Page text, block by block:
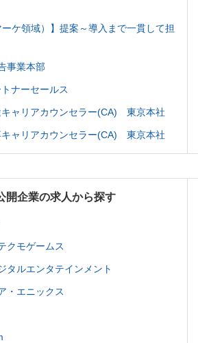
ーケ領域）】提案～導入まで一貫して担
事業本部
トナーセールス
キャリアカウンセラー(CA) 東京本社
キャリアカウンセラー(CA) 東京本社
開企業の求人から探す
クモゲームス
タルエンタテインメント
・エニックス